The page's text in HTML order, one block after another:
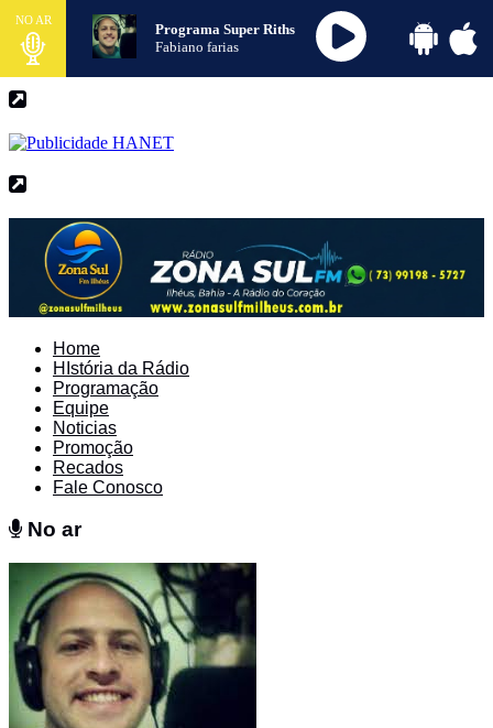
NO AR
Programa Super Riths
Fabiano farias
Home
HIstória da Rádio
Programação
Equipe
Noticias
Promoção
Recados
Fale Conosco
No ar